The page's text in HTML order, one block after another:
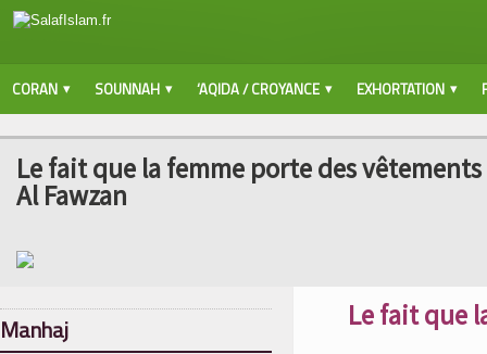
CORAN SOUNNAH ‘AQIDA / CROYANCE EXHORTATION
Le fait que la femme porte des
Al Fawzan
Le fait que
Manhaj